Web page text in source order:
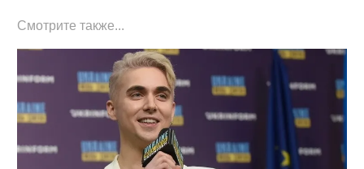
Смотрите также...